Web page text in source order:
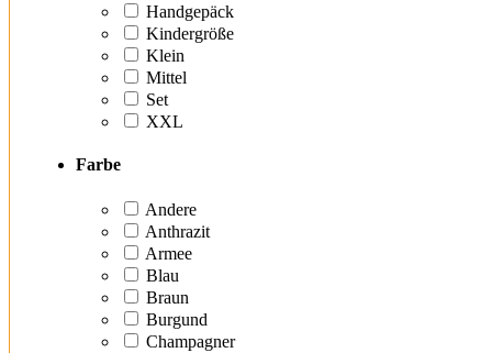
Handgepäck
Kindergröße
Klein
Mittel
Set
XXL
Farbe
Andere
Anthrazit
Armee
Blau
Braun
Burgund
Champagner